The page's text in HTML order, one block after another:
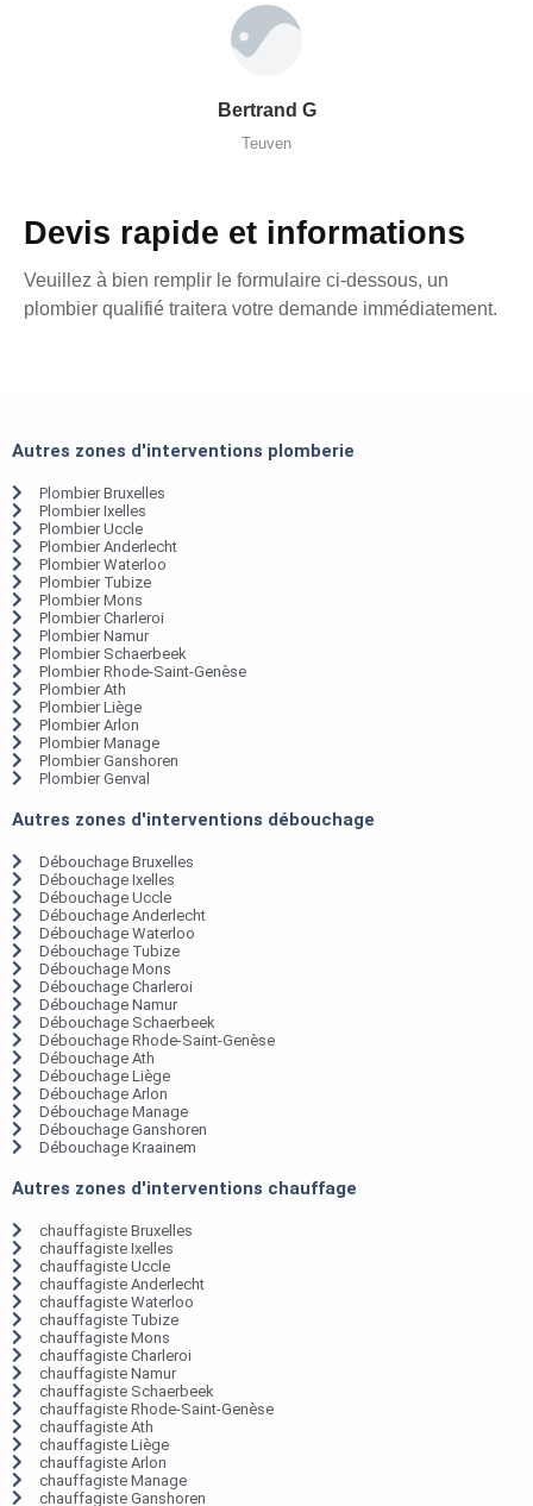
Bertrand G
Teuven
Devis rapide et informations
Veuillez à bien remplir le formulaire ci-dessous, un
plombier qualifié traitera votre demande immédiatement.
Autres zones d'interventions plomberie
Plombier Bruxelles
Plombier Ixelles
Plombier Uccle
Plombier Anderlecht
Plombier Waterloo
Plombier Tubize
Plombier Mons
Plombier Charleroi
Plombier Namur
Plombier Schaerbeek
Plombier Rhode-Saint-Genèse
Plombier Ath
Plombier Liège
Plombier Arlon
Plombier Manage
Plombier Ganshoren
Plombier Genval
Autres zones d'interventions débouchage
Débouchage Bruxelles
Débouchage Ixelles
Débouchage Uccle
Débouchage Anderlecht
Débouchage Waterloo
Débouchage Tubize
Débouchage Mons
Débouchage Charleroi
Débouchage Namur
Débouchage Schaerbeek
Débouchage Rhode-Saint-Genèse
Débouchage Ath
Débouchage Liège
Débouchage Arlon
Débouchage Manage
Débouchage Ganshoren
Débouchage Kraainem
Autres zones d'interventions chauffage
chauffagiste Bruxelles
chauffagiste Ixelles
chauffagiste Uccle
chauffagiste Anderlecht
chauffagiste Waterloo
chauffagiste Tubize
chauffagiste Mons
chauffagiste Charleroi
chauffagiste Namur
chauffagiste Schaerbeek
chauffagiste Rhode-Saint-Genèse
chauffagiste Ath
chauffagiste Liège
chauffagiste Arlon
chauffagiste Manage
chauffagiste Ganshoren